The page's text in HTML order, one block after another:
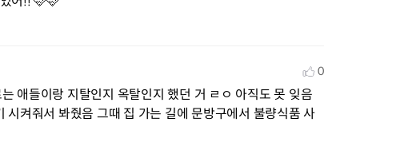
0
애들이랑 지탈인지 옥탈인지 했던 거 ㄹㅇ 아직도 못 잊음
시켜줘서 봐줬음 그때 집 가는 길에 문방구에서 불량식품 사